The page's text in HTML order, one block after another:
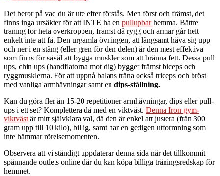
Det beror på vad du är ute efter förstås. Men först och främst, det
finns inga ursäkter för att INTE ha en pullupbarhemma. Bättre
träning för hela överkroppen, främst då rygg och armar går helt
enkelt inte att få. Den urgamla övningen, att långsamt häva sig upp
och ner i en stång (eller gren för den delen) är den mest effektiva
som finns för såväl att bygga muskler som att bränna fett. Dessa pull
ups, chin ups (handflatorna mot dig) bygger främst biceps och
ryggmusklerna. För att uppnå balans träna också triceps och bröst
med vanliga armhävningar samt en dips-ställning.
Kan du göra fler än 15-20 repetitioner armhävningar, dips eller pull-
ups i ett set? Komplettera då med en viktväst. Denna Iron gym-
viktväst är mitt självklara val, då den är enkel att justera (från 300
gram upp till 10 kilo), billig, samt har en gedigen utformning som
inte hämmar rörelsemomenten.
Observera att vi ständigt uppdaterar denna sida när det tillkommit
spännande outlets online där du kan köpa billiga träningsredskap för
hemmet.